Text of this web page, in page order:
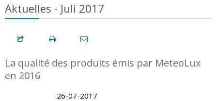
Aktuelles - Juli 2017
La qualité des produits émis par MeteoLux
en 2016
26-07-2017